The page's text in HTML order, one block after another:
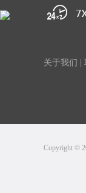
关于我们
Copyright ©